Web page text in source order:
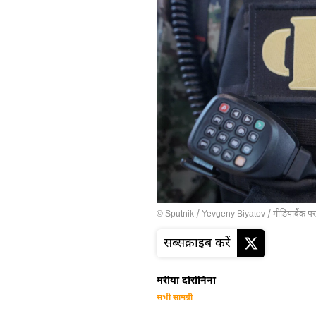
© Sputnik / Yevgeny Biyatov /मीडियाबैंक
सब्सक्राइब करें
मरीया दोरोनिना
सभी सामग्री